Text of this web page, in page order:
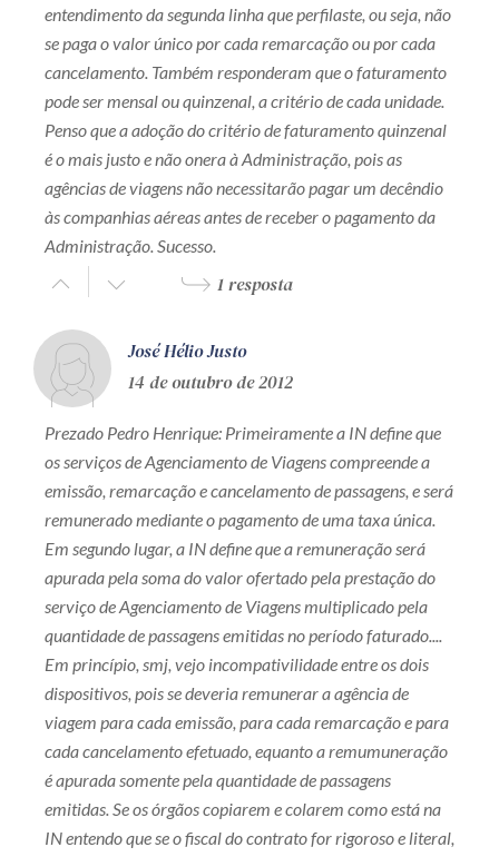
entendimento da segunda linha que perfilaste, ou seja, não
se paga o valor único por cada remarcação ou por cada
cancelamento. Também responderam que o faturamento
pode ser mensal ou quinzenal, a critério de cada unidade.
Penso que a adoção do critério de faturamento quinzenal
é o mais justo e não onera à Administração, pois as
agências de viagens não necessitarão pagar um decêndio
às companhias aéreas antes de receber o pagamento da
Administração. Sucesso.
1 resposta
José Hélio Justo
14 de outubro de 2012
Prezado Pedro Henrique: Primeiramente a IN define que
os serviços de Agenciamento de Viagens compreende a
emissão, remarcação e cancelamento de passagens, e será
remunerado mediante o pagamento de uma taxa única.
Em segundo lugar, a IN define que a remuneração será
apurada pela soma do valor ofertado pela prestação do
serviço de Agenciamento de Viagens multiplicado pela
quantidade de passagens emitidas no período faturado....
Em princípio, smj, vejo incompativilidade entre os dois
dispositivos, pois se deveria remunerar a agência de
viagem para cada emissão, para cada remarcação e para
cada cancelamento efetuado, equanto a remumuneração
é apurada somente pela quantidade de passagens
emitidas. Se os órgãos copiarem e colarem como está na
IN entendo que se o fiscal do contrato for rigoroso e literal,